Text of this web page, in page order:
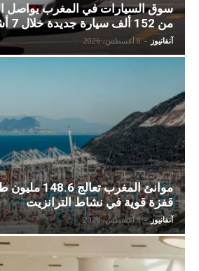
سوق السيارات في المغرب يواصل
من 152 ألف سيارة جديدة خلال 7 أشهر
آنفانيوز - 8 أغسطس، 2026
قفزة قوية في نشاط الترانزيت
آنفانيوز - 8 أغسطس، 2026